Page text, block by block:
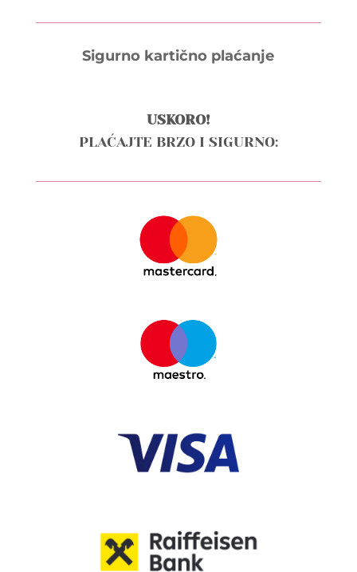
Sigurno kartično plaćanje
USKORO!
PLAĆAJTE BRZO I SIGURNO: